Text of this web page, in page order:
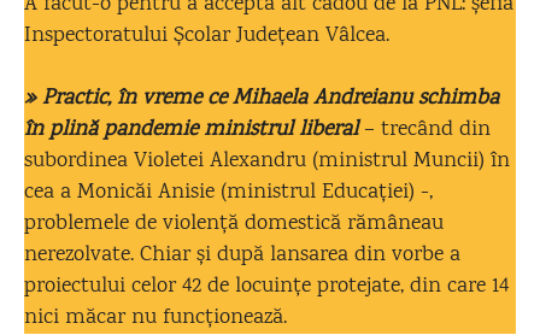
Inspectoratului Școlar Județean Vâlcea.
» Practic, în vreme ce Mihaela Andreianu schimba
în plină pandemie ministrul liberal– trecând din
subordinea Violetei Alexandru (ministrul Muncii) în
cea a Monicăi Anisie (ministrul Educației) -,
problemele de violență domestică rămâneau
nerezolvate. Chiar și după lansarea din vorbe a
proiectului celor 42 de locuințe protejate, din care 14
nici măcar nu funcționează.